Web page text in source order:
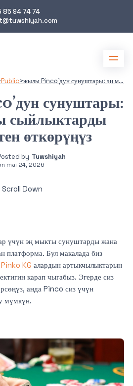
85 94 74 74
Public> жылы Pinco’дун сунуштары: эң мыкты сыйлыктарды иштиктен өткөрүңүз
сунуштары:
сыйлыктарды
өткөрүңүз
by Tuwshiyah
mai 24, 2026
Scroll Down
үчүн эң мыкты сунуштарды жана
платформа. Бул макалада биз
Pinko KG алардын артыкчылыктарын
карап чыгабыз. Эгерде сиз
анда Pinco сиз үчүн
мүмкүн.